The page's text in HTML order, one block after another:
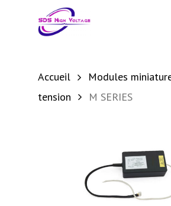
Accueil
Modules
tension
M SERIES